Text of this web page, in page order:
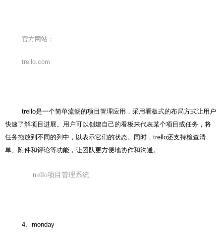
官方网站：
trello.com
trello是一个简单流畅的项目管理应用，采用看板式的布局方式让用户
快速了解项目进展。用户可以创建自己的看板来代表某个项目或任务，将
任务拖放到不同的列中，以表示它们的状态。同时，trello还支持检查清
单、附件和评论等功能，让团队更方便地协作和沟通。
trello项目管理系统
4、monday